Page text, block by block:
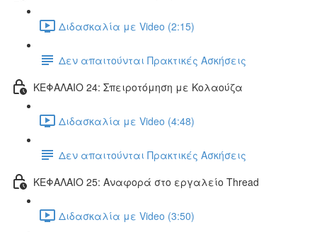
Διδασκαλία με Video (2:15)
Δεν απαιτούνται Πρακτικές Ασκήσεις
ΚΕΦΑΛΑΙΟ 24: Σπειροτόμηση με Κολαούζα
Διδασκαλία με Video (4:48)
Δεν απαιτούνται Πρακτικές Ασκήσεις
ΚΕΦΑΛΑΙΟ 25: Αναφορά στο εργαλείο Thread
Διδασκαλία με Video (3:50)